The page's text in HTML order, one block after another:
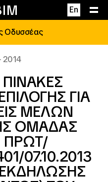
En
Οδυσσέας
2014
ΠΙΝΑΚΕΣ
ΓΙΑ
ΜΕΛΩΝ
ΟΜΑΔΑΣ
ΠΡΩΤ/
07.10.2013